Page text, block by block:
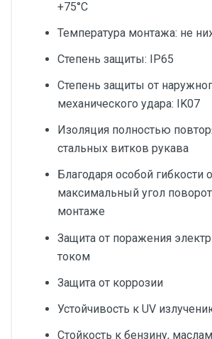
+75°С
Температура монтажа: не
Степень защиты: IP65
Степень защиты от
механического удара: IK07
Изоляция полностью
стальных витков рукава
Благодаря особой гибкости
максимальный угол
монтаже
Защита от поражения
током
Защита от коррозии
Устойчивость к UV
Стойкость к бензину,